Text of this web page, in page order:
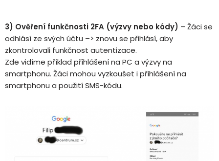
3) Ověření funkčnosti 2FA (výzvy nebo kódy) – Žáci se
odhlásí ze svých účtu –> znovu se přihlásí, aby
zkontrolovali funkčnost autentizace.
Zde vidíme příklad přihlášení na PC a výzvy na
smartphonu. Žáci mohou vyzkoušet i přihlášení na
smartphonu a použití SMS-kódu.